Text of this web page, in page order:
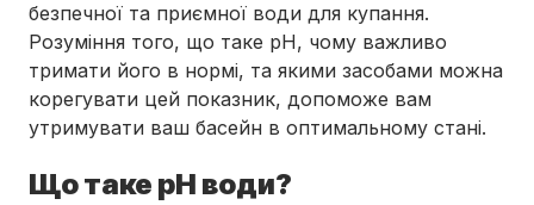
безпечної та приємної води для купання.
Розуміння того, що таке pH, чому важливо
тримати його в нормі, та якими засобами можна
корегувати цей показник, допоможе вам
утримувати ваш басейн в оптимальному стані.
Що таке pH води?